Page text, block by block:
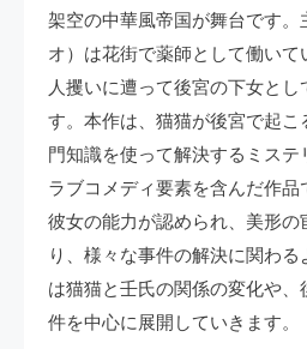
架空の中華風帝国が舞台です。
オ）は花街で薬師として働いて
人攫いに遭って後宮の下女とし
す。本作は、猫猫が後宮で起
門知識を使って解決するミステ
ラブコメディ要素を含んだ作
彼女の能力が認められ、美形の
り、様々な事件の解決に関わ
は猫猫と壬氏の関係の変化や
件を中心に展開していきます​​。